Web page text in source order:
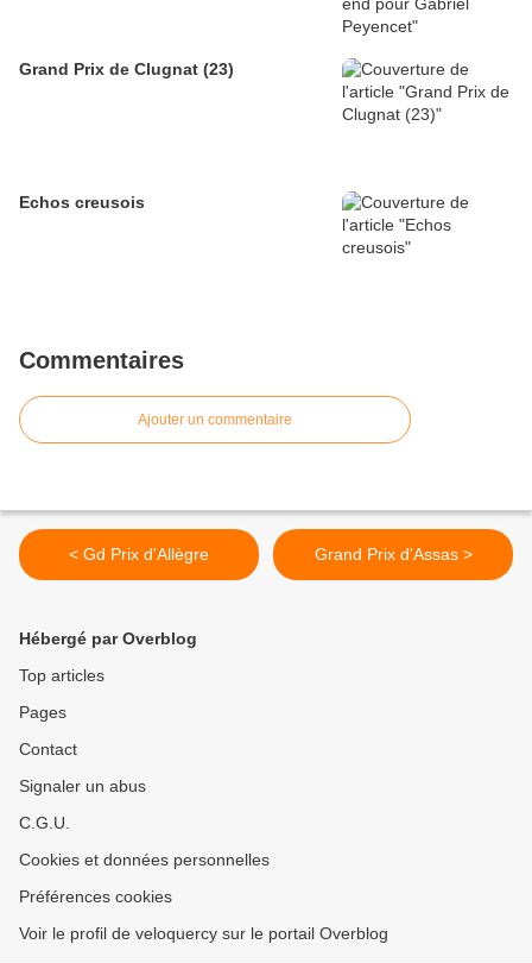
Grand Prix de Clugnat (23)
Echos creusois
Commentaires
Ajouter un commentaire
< Gd Prix d'Allègre Grand Prix d'Assas >
Hébergé par Overblog
Top articles
Pages
Contact
Signaler un abus
C.G.U.
Cookies et données personnelles
Préférences cookies
Voir le profil de veloquercy sur le portail Overblog